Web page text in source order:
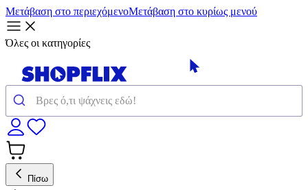
Μετάβαση στο περιεχόμενοΜετάβαση στο κυρίως μενού
Όλες οι κατηγορίες
Πίσω